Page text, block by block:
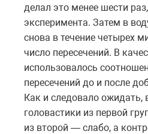
делал это менее шести
эксперимента. Затем в
снова в течение четырех
число пересечений. В
использовалось
пересечений до и после
Как и следовало ожидать,
головастики из первой
из второй — слабо, а